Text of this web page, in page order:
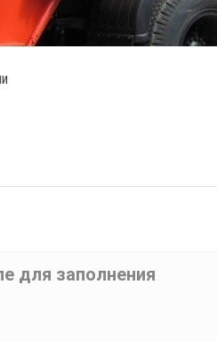
для заполнения